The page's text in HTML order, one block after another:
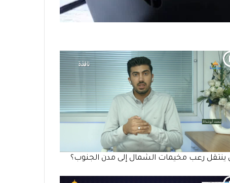
ينتقل رعب مخيمات الشمال إلى مدن الجنوب؟